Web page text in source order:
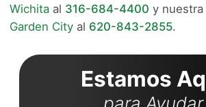
Wichita al 316-684-4400 y
Garden City al 620-843-2855.
Estamos